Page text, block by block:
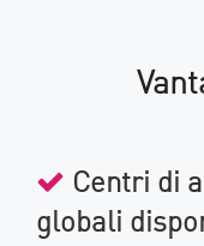
Centri di
globali